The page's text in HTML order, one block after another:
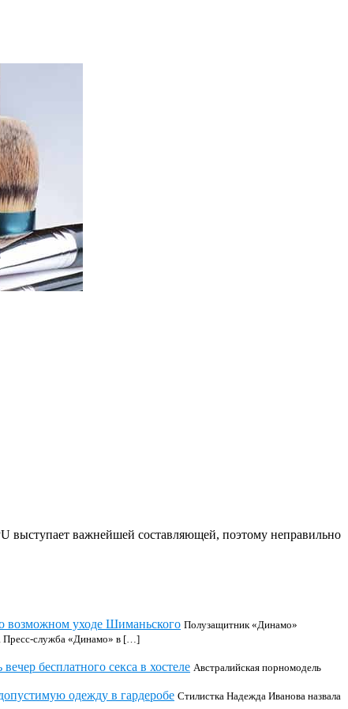
выступает важнейшей составляющей, поэтому неправильно
возможном уходе Шиманьского Полузащитник «Динамо»
Пресс-служба «Динамо» в […]
бесплатного секса в хостеле Австралийская порномодель
одежду в гардеробе Стилистка Надежда Иванова назвала